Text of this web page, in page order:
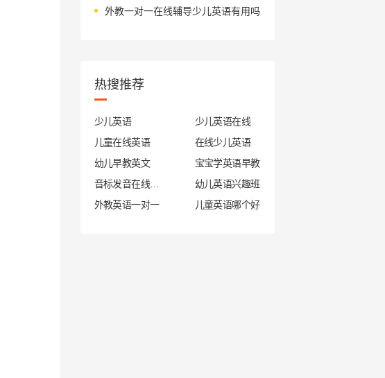
外教一对一在线辅导少儿英语有用吗
热搜推荐
少儿英语
少儿英语在线
儿童在线英语
在线少儿英语
幼儿早教英文
宝宝学英语早教
幼儿英语兴趣班
外教英语一对一
儿童英语哪个好